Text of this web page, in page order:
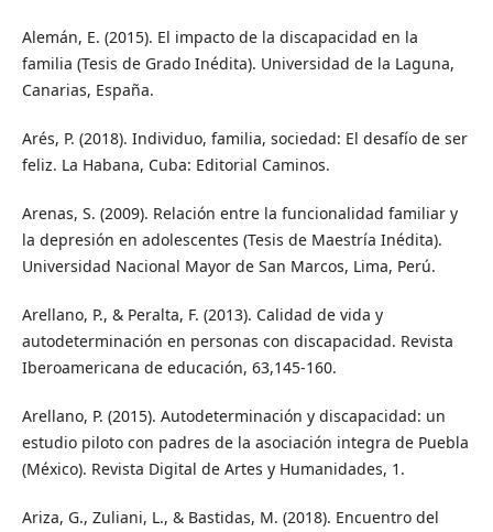
Alemán, E. (2015). El impacto de la discapacidad en la
familia (Tesis de Grado Inédita). Universidad de la Laguna,
Canarias, España.
Arés, P. (2018). Individuo, familia, sociedad: El desafío de ser
feliz. La Habana, Cuba: Editorial Caminos.
Arenas, S. (2009). Relación entre la funcionalidad familiar y
la depresión en adolescentes (Tesis de Maestría Inédita).
Universidad Nacional Mayor de San Marcos, Lima, Perú.
Arellano, P., & Peralta, F. (2013). Calidad de vida y
autodeterminación en personas con discapacidad. Revista
Iberoamericana de educación, 63,145-160.
Arellano, P. (2015). Autodeterminación y discapacidad: un
estudio piloto con padres de la asociación integra de Puebla
(México). Revista Digital de Artes y Humanidades, 1.
Ariza, G., Zuliani, L., & Bastidas, M. (2018). Encuentro del